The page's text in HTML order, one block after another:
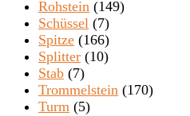
Rohstein (149)
Schüssel (7)
Spitze (166)
Splitter (10)
Stab (7)
Trommelstein (170)
Turm (5)